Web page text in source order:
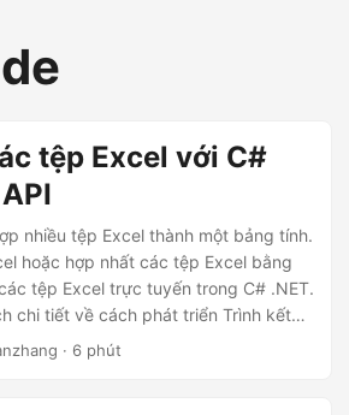
tệp Excel với C#
nhiều tệp Excel thành một bảng tính.
hoặc hợp nhất các tệp Excel bằng
tệp Excel trực tuyến trong C# .NET.
chi tiết về cách phát triển Trình kết
C# .NET.
· 6 phút